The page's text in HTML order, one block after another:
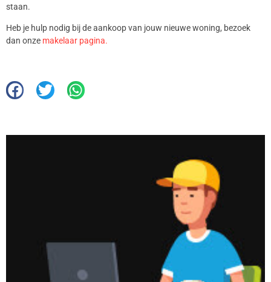
staan.
Heb je hulp nodig bij de aankoop van jouw nieuwe woning, bezoek
dan onze makelaar pagina.